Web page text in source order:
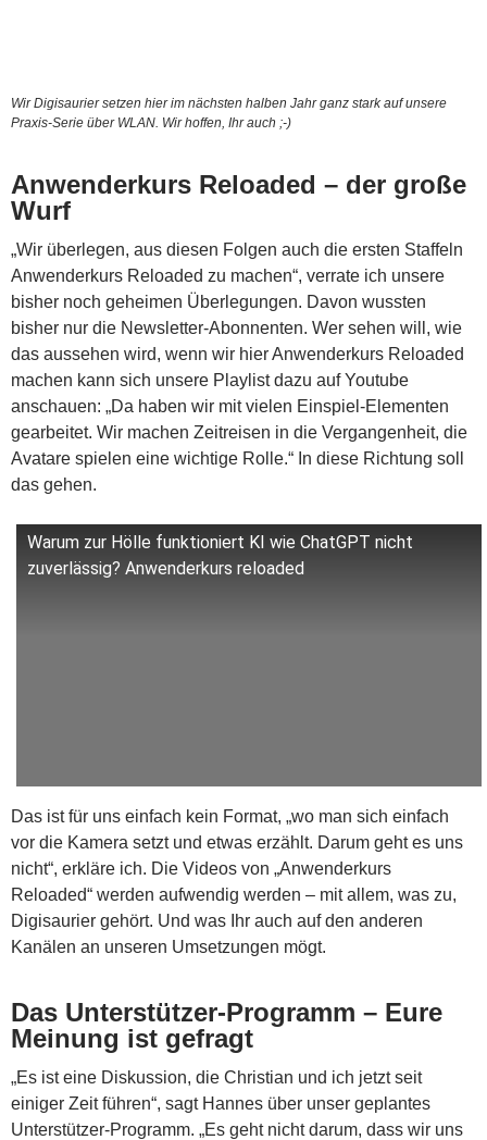
Wir Digisaurier setzen hier im nächsten halben Jahr ganz stark auf unsere
Praxis-Serie über WLAN. Wir hoffen, Ihr auch ;-)
Anwenderkurs Reloaded – der große
Wurf
„Wir überlegen, aus diesen Folgen auch die ersten Staffeln
Anwenderkurs Reloaded zu machen“, verrate ich unsere
bisher noch geheimen Überlegungen. Davon wussten
bisher nur die Newsletter-Abonnenten. Wer sehen will, wie
das aussehen wird, wenn wir hier Anwenderkurs Reloaded
machen kann sich unsere Playlist dazu auf Youtube
anschauen: „Da haben wir mit vielen Einspiel-Elementen
gearbeitet. Wir machen Zeitreisen in die Vergangenheit, die
Avatare spielen eine wichtige Rolle.“ In diese Richtung soll
das gehen.
Warum zur Hölle funktioniert KI wie ChatGPT nicht
zuverlässig? Anwenderkurs reloaded
Das ist für uns einfach kein Format, „wo man sich einfach
vor die Kamera setzt und etwas erzählt. Darum geht es uns
nicht“, erkläre ich. Die Videos von „Anwenderkurs
Reloaded“ werden aufwendig werden – mit allem, was zu,
Digisaurier gehört. Und was Ihr auch auf den anderen
Kanälen an unseren Umsetzungen mögt.
Das Unterstützer-Programm – Eure
Meinung ist gefragt
„Es ist eine Diskussion, die Christian und ich jetzt seit
einiger Zeit führen“, sagt Hannes über unser geplantes
Unterstützer-Programm. „Es geht nicht darum, dass wir uns